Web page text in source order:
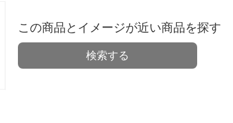
この商品とイメージが近い商品を探す
検索する